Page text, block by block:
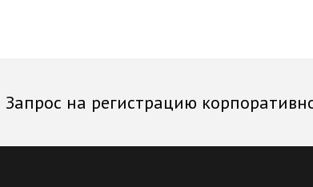
Запрос на регистрацию